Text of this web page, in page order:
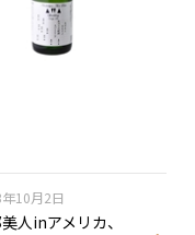
10月2日
人inアメリカ、